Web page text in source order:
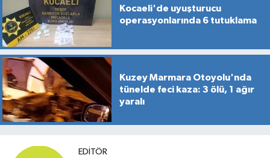
Kocaeli'de uyuşturucu
operasyonlarında 6 tutuklama
Kuzey Marmara Otoyolu'nda
tünelde feci kaza: 3 ölü, 1 ağır
yaralı
EDITÖR